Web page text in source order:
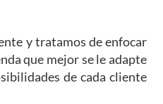
y tratamos de enfocar
que mejor se le adapte
de cada cliente